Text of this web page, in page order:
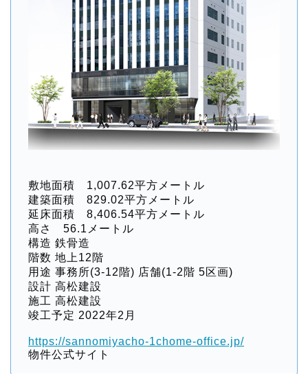
敷地面積 1,007.62平方メートル
建築面積 829.02平方メートル
延床面積 8,406.54平方メートル
高さ 56.1メートル
構造 鉄骨造
階数 地上12階
用途 事務所(3-12階) 店舗(1-2階 5区画)
設計 高松建設
施工 高松建設
竣工予定 2022年2月
https://sannomiyacho-1chome-office.jp/
物件公式サイト